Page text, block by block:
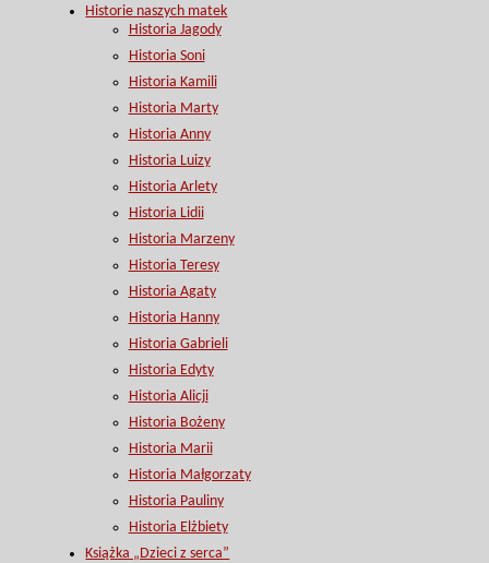
Historie naszych matek
Historia Jagody
Historia Soni
Historia Kamili
Historia Marty
Historia Anny
Historia Luizy
Historia Arlety
Historia Lidii
Historia Marzeny
Historia Teresy
Historia Agaty
Historia Hanny
Historia Gabrieli
Historia Edyty
Historia Alicji
Historia Bożeny
Historia Marii
Historia Małgorzaty
Historia Pauliny
Historia Elżbiety
Książka „Dzieci z serca”